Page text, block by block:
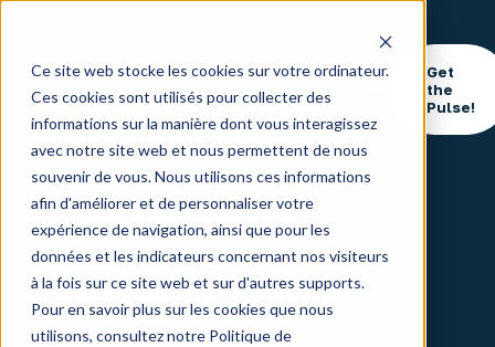
Ce site web stocke les cookies sur votre ordinateur.
Ces cookies sont utilisés pour collecter des
informations sur la manière dont vous interagissez
avec notre site web et nous permettent de nous
souvenir de vous. Nous utilisons ces informations
afin d'améliorer et de personnaliser votre
expérience de navigation, ainsi que pour les
données et les indicateurs concernant nos visiteurs
à la fois sur ce site web et sur d'autres supports.
Pour en savoir plus sur les cookies que nous
utilisons, consultez notre Politique de
CO-
FINANCING THEMES FAQ
Get
the
Pulse!